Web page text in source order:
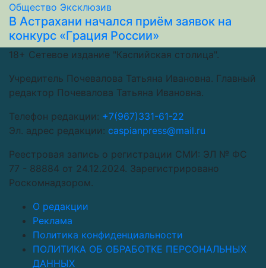
Общество Эксклюзив
В Астрахани начался приём заявок на
конкурс «Грация России»
18+ Сетевое издание "Каспийская столица".
Учредитель Почевалова Татьяна Ивановна. Главный
редактор Почевалова Татьяна Ивановна.
Телефон редакции: +7(967)331-61-22
Эл. адрес редакции: caspianpress@mail.ru
Реестровая запись о регистрации СМИ: ЭЛ № ФС
77 - 88884 от 24.12.2024. Зарегистрировано
Роскомнадзором.
О редакции
Реклама
Политика конфиденциальности
ПОЛИТИКА ОБ ОБРАБОТКЕ ПЕРСОНАЛЬНЫХ
ДАННЫХ